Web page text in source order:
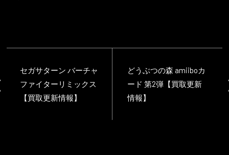
セガサターン バーチャ
ファイターリミックス
【買取更新情報】
どうぶつの森 amiiboカ
ード 第2弾【買取更新
情報】